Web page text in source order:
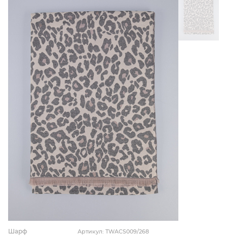
Шарф Артикул: TWACS009/268